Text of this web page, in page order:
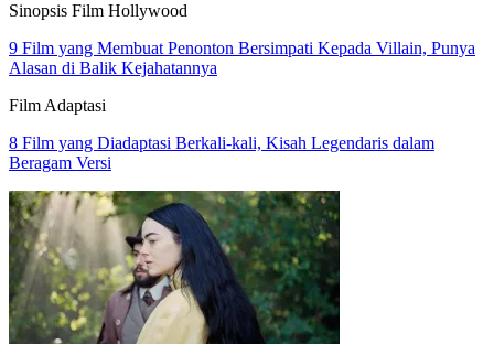
Sinopsis Film Hollywood
9 Film yang Membuat Penonton Bersimpati Kepada Villain, Punya
Alasan di Balik Kejahatannya
Film Adaptasi
8 Film yang Diadaptasi Berkali-kali, Kisah Legendaris dalam
Beragam Versi